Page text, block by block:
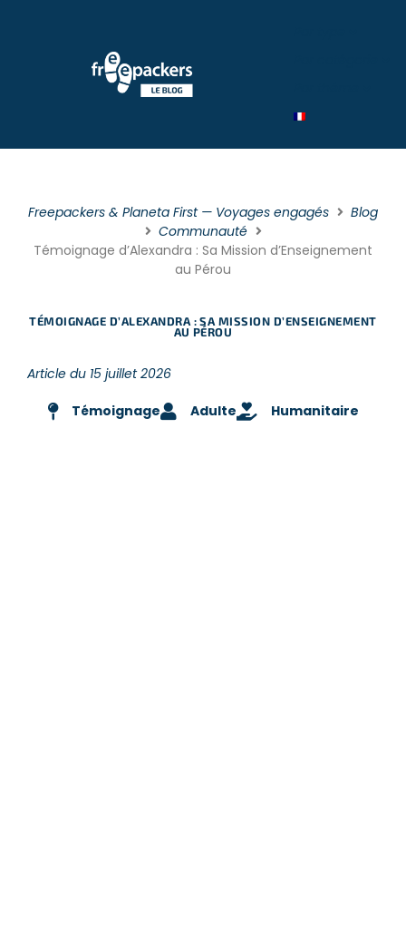
Freepackers & Planeta First — Voyages engagés
Blog
Communauté
Témoignage d’Alexandra : Sa Mission d’Enseignement
au Pérou
TÉMOIGNAGE D’ALEXANDRA : SA MISSION D’ENSEIGNEMENT
AU PÉROU
Article du 15 juillet 2026
Témoignage Adulte Humanitaire